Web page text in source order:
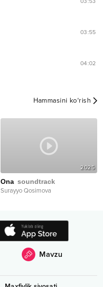
03:55
04:02
Hammasini ko‘rish
2025
Ona soundtrack
Surayyo Qosimova
Mavzu